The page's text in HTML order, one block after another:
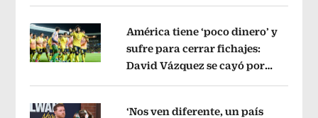
Opens in new window
América tiene ‘poco dinero’ y
sufre para cerrar fichajes:
David Vázquez se cayó por
‘Nos ven diferente, un país